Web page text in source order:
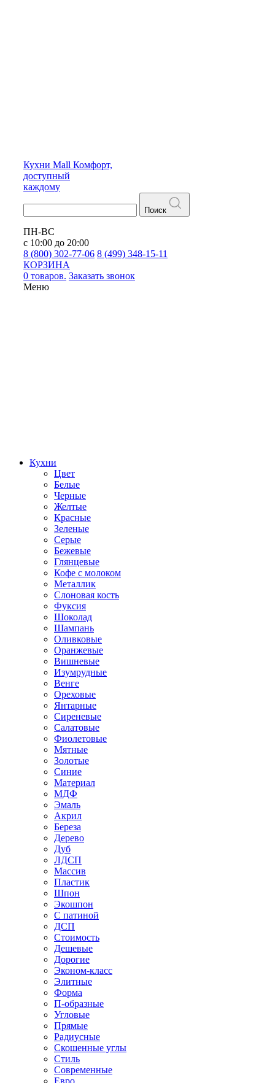
Кухни Mall Комфорт,
доступный
каждому
Поиск
ПН-ВС
с 10:00 до 20:00
8 (800) 302-77-06 8 (499) 348-15-11
КОРЗИНА
0 товаров. Заказать звонок
Меню
Кухни
Цвет
Белые
Черные
Желтые
Красные
Зеленые
Серые
Бежевые
Глянцевые
Кофе с молоком
Металлик
Слоновая кость
Фуксия
Шоколад
Шампань
Оливковые
Оранжевые
Вишневые
Изумрудные
Венге
Ореховые
Янтарные
Сиреневые
Салатовые
Фиолетовые
Мятные
Золотые
Синие
Материал
МДФ
Эмаль
Акрил
Береза
Дерево
Дуб
ЛДСП
Массив
Пластик
Шпон
Экошпон
С патиной
ДСП
Стоимость
Дешевые
Дорогие
Эконом-класс
Элитные
Форма
П-образные
Угловые
Прямые
Радиусные
Скошенные углы
Стиль
Современные
Евро